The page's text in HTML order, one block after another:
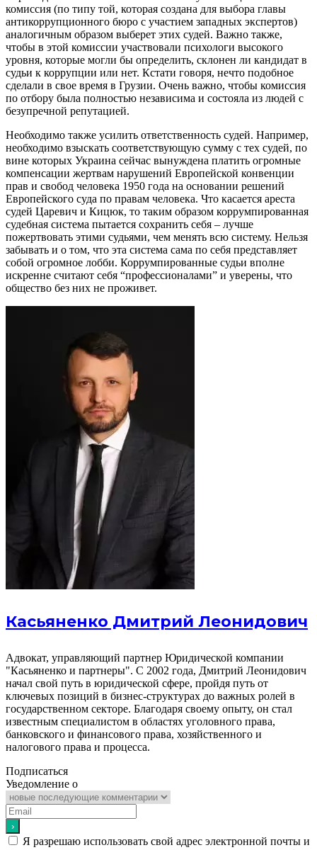
комиссия (по типу той, которая создана для выбора главы
антикоррупционного бюро с участием западных экспертов)
аналогичным образом выберет этих судей. Важно также,
чтобы в этой комиссии участвовали психологи высокого
уровня, которые могли бы определить, склонен ли кандидат в
судьи к коррупции или нет. Кстати говоря, нечто подобное
сделали в свое время в Грузии. Очень важно, чтобы комиссия
по отбору была полностью независима и состояла из людей с
безупречной репутацией.
Необходимо также усилить ответственность судей. Например,
необходимо взыскать соответствующую сумму с тех судей, по
вине которых Украина сейчас вынуждена платить огромные
компенсации жертвам нарушений Европейской конвенции
прав и свобод человека 1950 года на основании решений
Европейского суда по правам человека. Что касается ареста
судей Царевич и Кицюк, то таким образом коррумпированная
судебная система пытается сохранить себя – лучше
пожертвовать этими судьями, чем менять всю систему. Нельзя
забывать и о том, что эта система сама по себя представляет
собой огромное лобби. Коррумпированные судьи вполне
искренне считают себя “профессионалами” и уверены, что
общество без них не проживет.
Касьяненко Дмитрий Леонидович
Адвокат, управляющий партнер Юридической компании
"Касьяненко и партнеры". С 2002 года, Дмитрий Леонидович
начал свой путь в юридической сфере, пройдя путь от
ключевых позиций в бизнес-структурах до важных ролей в
государственном секторе. Благодаря своему опыту, он стал
известным специалистом в областях уголовного права,
банковского и финансового права, хозяйственного и
налогового права и процесса.
Подписаться
Уведомление о
Я разрешаю использовать свой адрес электронной почты и